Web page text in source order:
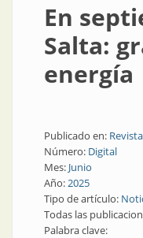
En
Salta:
energía
Publicado en:
Número: Digital
Mes: Junio
Año:2025
Tipo de artículo:
Todas las
Palabra clave: